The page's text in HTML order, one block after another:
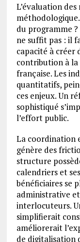
L’évaluation
du programme
ne suffit pas : il
capacité à créer
contribution à
française. Les
quantitatifs,
ces enjeux. Un
sophistiqué
l’effort public.
La coordination
génère des
structure
calendriers et
bénéficiaires se
administrative
interlocuteurs.
simplifierait
améliorerait
de digitalisation